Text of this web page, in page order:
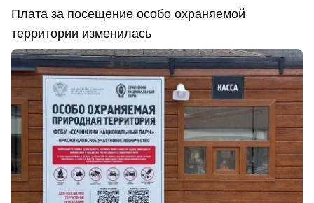
Плата за посещение особо охраняемой
территории изменилась